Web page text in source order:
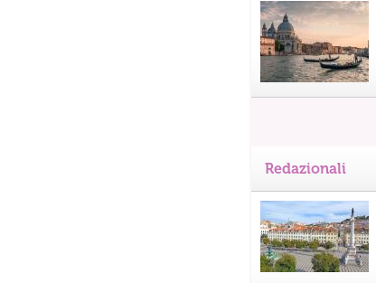
Redazionali